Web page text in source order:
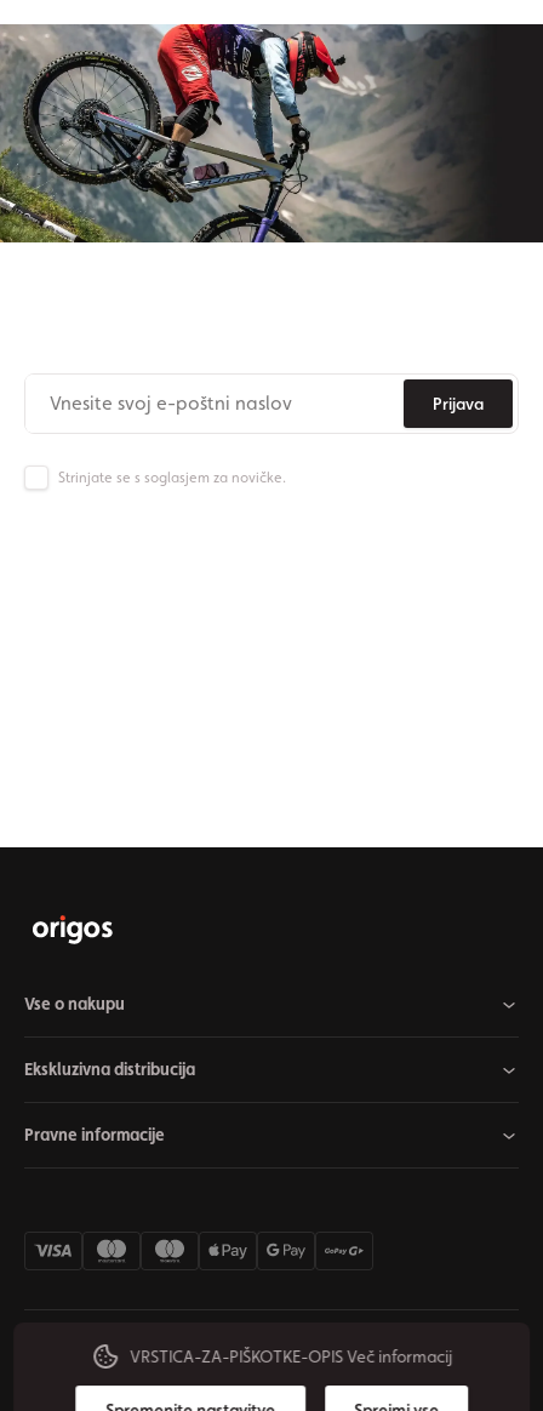
Prijava
Strinjate se s soglasjem za novičke.
Vse o nakupu
Ekskluzivna distribucija
Pravne informacije
© 2026 Origos Group s.r.o. - SI. Vse pravice pridržane.
Nastavitve piškotkov Odstop od pogodbe Zasebnost
VRSTICA-ZA-PIŠKOTKE-OPISVeč informacij